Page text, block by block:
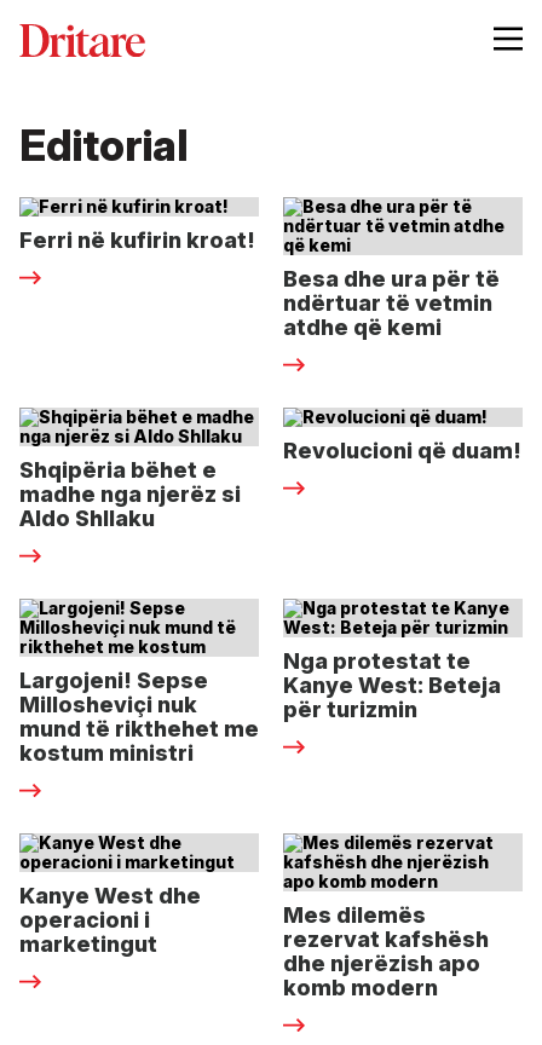
Editorial
Ferri në kufirin kroat!
Besa dhe ura për të
ndërtuar të vetmin
atdhe që kemi
Shqipëria bëhet e
madhe nga njerëz si
Aldo Shllaku
Revolucioni që duam!
Largojeni! Sepse
Millosheviçi nuk
mund të rikthehet me
kostum ministri
Nga protestat te
Kanye West: Beteja
për turizmin
Kanye West dhe
operacioni i
marketingut
Mes dilemës
rezervat kafshësh
dhe njerëzish apo
komb modern